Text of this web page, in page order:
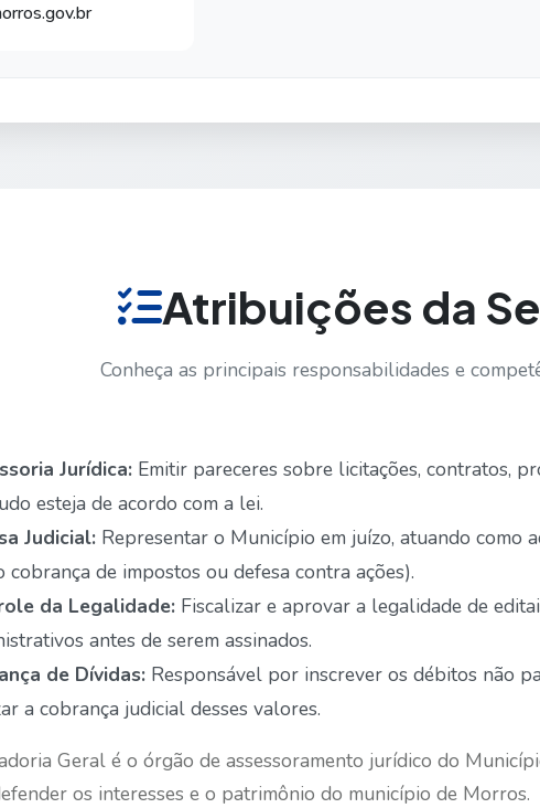
Atribuições da
Conheça as principais responsabilidades e
Jurídica: Emitir pareceres sobre licitações, contratos,
esteja de acordo com a lei.
Judicial: Representar o Município em juízo, atuando como
cobrança de impostos ou defesa contra ações).
da Legalidade: Fiscalizar e aprovar a legalidade de
antes de serem assinados.
de Dívidas: Responsável por inscrever os débitos não
a cobrança judicial desses valores.
Geral é o órgão de assessoramento jurídico do
os interesses e o patrimônio do município de Morros.